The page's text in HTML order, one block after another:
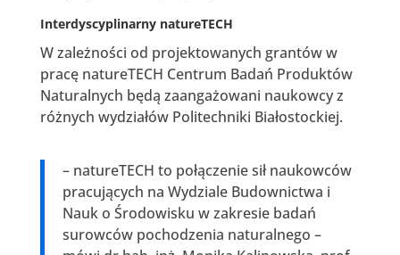
Interdyscyplinarny natureTECH
W zależności od projektowanych grantów w
pracę natureTECH Centrum Badań Produktów
Naturalnych będą zaangażowani naukowcy z
różnych wydziałów Politechniki Białostockiej.
– natureTECH to połączenie sił naukowców
pracujących na Wydziale Budownictwa i
Nauk o Środowisku w zakresie badań
surowców pochodzenia naturalnego –